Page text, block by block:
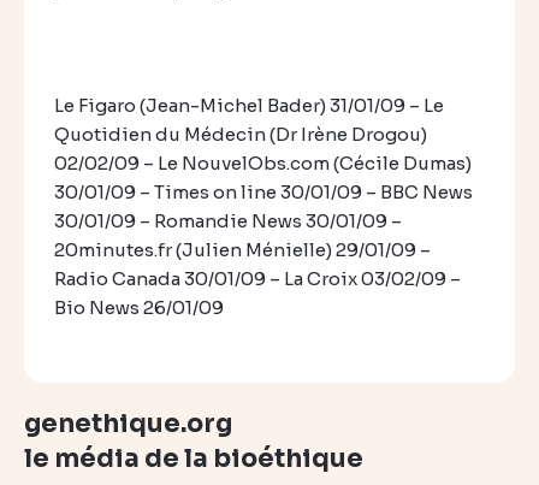
Le Figaro (Jean-Michel Bader) 31/01/09 – Le
Quotidien du Médecin (Dr Irène Drogou)
02/02/09 – Le NouvelObs.com (Cécile Dumas)
30/01/09 – Times on line 30/01/09 – BBC News
30/01/09 – Romandie News 30/01/09 –
20minutes.fr (Julien Ménielle) 29/01/09 –
Radio Canada 30/01/09 – La Croix 03/02/09 –
Bio News 26/01/09
genethique.org
le média de la bioéthique